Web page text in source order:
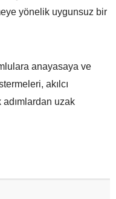
yönelik uygunsuz bir
anayasaya ve
akılcı
uzak